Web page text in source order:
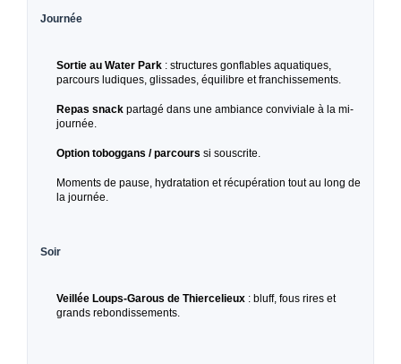
Journée
Sortie au Water Park : structures gonflables aquatiques,
parcours ludiques, glissades, équilibre et franchissements.
Repas snack partagé dans une ambiance conviviale à la mi-
journée.
Option toboggans / parcours si souscrite.
Moments de pause, hydratation et récupération tout au long de
la journée.
Soir
Veillée Loups-Garous de Thiercelieux : bluff, fous rires et
grands rebondissements.